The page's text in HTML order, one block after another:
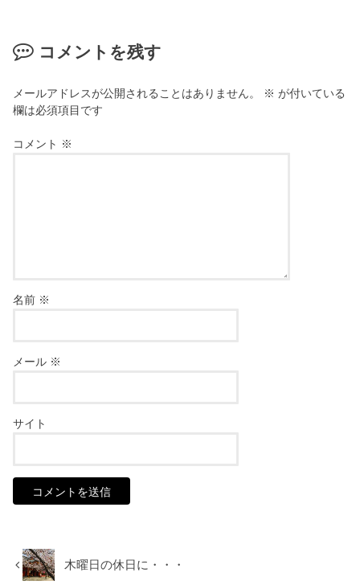
コメントを残す
メールアドレスが公開されることはありません。 ※ が付いている
欄は必須項目です
コメント ※
名前 ※
メール ※
サイト
木曜日の休日に・・・